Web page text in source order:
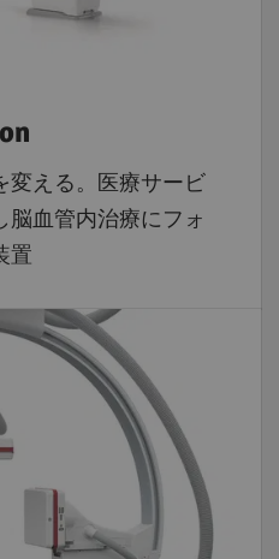
変える。医療サービ
脳血管内治療にフォ
置